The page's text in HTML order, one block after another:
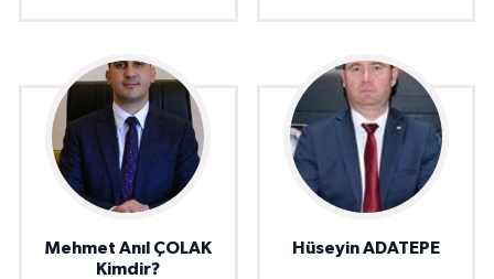
Mehmet Anıl ÇOLAK
Kimdir?
Hüseyin ADATEPE